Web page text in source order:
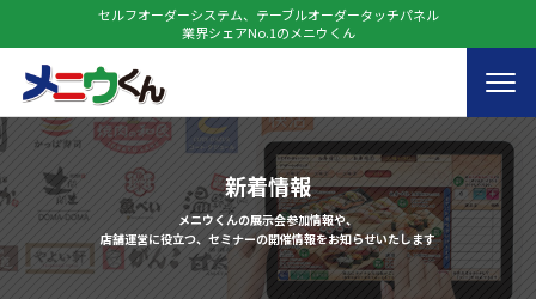
セルフオーダーシステム、テーブルオーダータッチパネル
業界シェアNo.1のメニウくん
新着情報
メニウくんの展示会参加情報や、
店舗運営に役立つ、セミナーの開催情報をお知らせいたします